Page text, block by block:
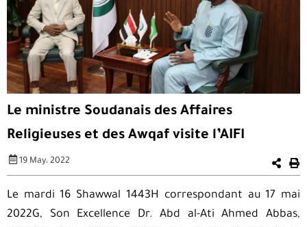
Le ministre Soudanais des Affaires
Religieuses et des Awqaf visite l’AIFI
19 May، 2022
Le mardi 16 Shawwal 1443H correspondant au 17 mai
2022G, Son Excellence Dr. Abd al-Ati Ahmed Abbas,